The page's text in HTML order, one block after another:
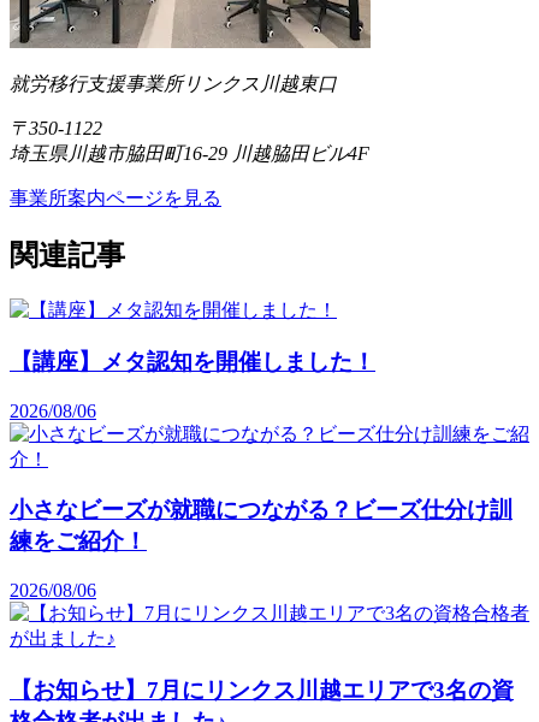
就労移行支援事業所リンクス川越東口
〒350-1122
埼玉県川越市脇田町16-29 川越脇田ビル4F
事業所案内ページを見る
関連記事
【講座】メタ認知を開催しました！
2026/08/06
小さなビーズが就職につながる？ビーズ仕分け訓
練をご紹介！
2026/08/06
【お知らせ】7月にリンクス川越エリアで3名の資